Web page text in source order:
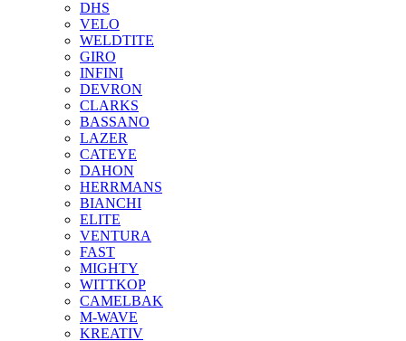
DHS
VELO
WELDTITE
GIRO
INFINI
DEVRON
CLARKS
BASSANO
LAZER
CATEYE
DAHON
HERRMANS
BIANCHI
ELITE
VENTURA
FAST
MIGHTY
WITTKOP
CAMELBAK
M-WAVE
KREATIV